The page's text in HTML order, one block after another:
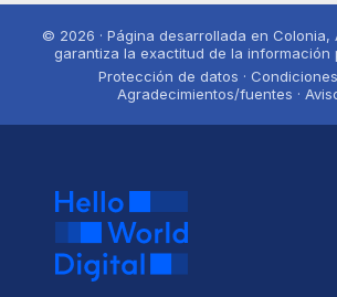
© 2026 · Página desarrollada en Colonia,
garantiza la exactitud de la información
Protección de datos ·
Agradecimientos/fuentes ·